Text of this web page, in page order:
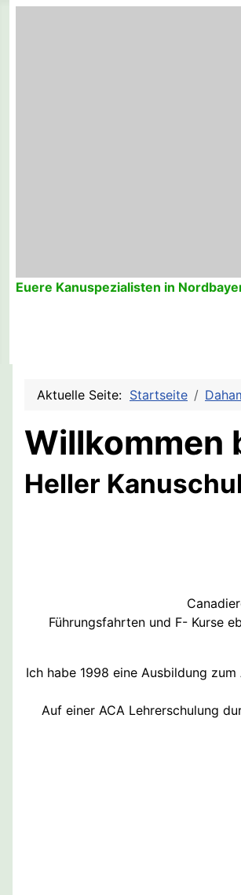
Euere Kanuspezialisten in
Aktuelle Seite: Startseite
Willkommen
Heller
Führungsfahrten und F- Kurse
Ich habe 1998 eine Ausbildung
Auf einer ACA Lehrerschulung